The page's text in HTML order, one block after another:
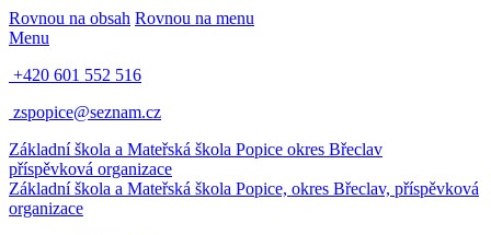
Rovnou na obsah Rovnou na menu
Menu
+420 601 552 516
zspopice@seznam.cz
Základní škola a Mateřská škola Popice okres Břeclav
příspěvková organizace
Základní škola a Mateřská škola Popice, okres Břeclav, příspěvková
organizace